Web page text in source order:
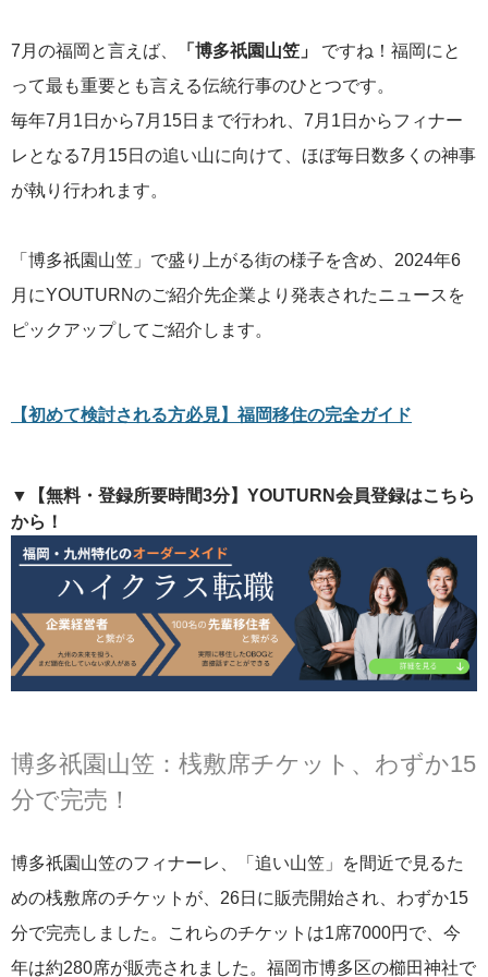
7月の福岡と言えば、 「博多祇園山笠」
ですね！福岡にと
って最も重要とも言える伝統行事のひとつです。
毎年7月1日から7月15日まで行われ、7月1日からフィナー
レとなる7月15日の追い山に向けて、ほぼ毎日数多くの神事
が執り行われます。
「博多祇園山笠」で盛り上がる街の様子を含め、2024年6
月にYOUTURNのご紹介先企業より発表されたニュースを
ピックアップしてご紹介します。
【初めて検討される方必見】福岡移住の完全ガイド
▼【無料・登録所要時間3分】YOUTURN会員登録はこちら
から！
博多祇園山笠：桟敷席チケット、わずか15
分で完売！
博多祇園山笠のフィナーレ、「追い山笠」を間近で見るた
めの桟敷席のチケットが、26日に販売開始され、わずか15
分で完売しました。これらのチケットは1席7000円で、今
年は約280席が販売されました。福岡市博多区の櫛田神社で